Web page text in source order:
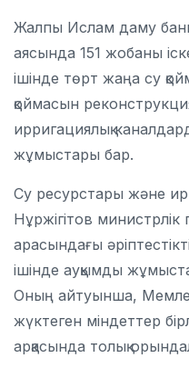
Жалпы Ислам даму
аясында 151 жобаны
ішінде төрт жаңа су
қоймасын
ирригациялық
жұмыстары бар.
Су ресурстары және
Нұржігітов
арасындағы
ішінде ауқымды
Оның айтуынша,
жүктеген міндеттер
арқасында толық